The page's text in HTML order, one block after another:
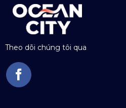
Theo dõi chúng tôi qua